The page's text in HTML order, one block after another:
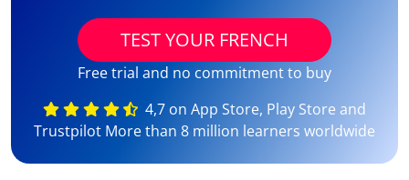
TEST YOUR FRENCH
Free trial and no commitment to buy
4,7 on App Store, Play Store and
Trustpilot More than 8 million learners worldwide